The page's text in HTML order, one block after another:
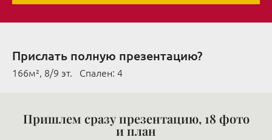
Прислать полную презентацию?
166м², 8/9 эт. Cпален: 4
Пришлем сразу презентацию, 18 фото
и план